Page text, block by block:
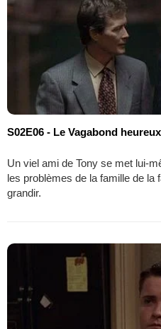
S02E06 - Le Vagabond heureux
Un viel ami de Tony se met lui-
les problèmes de la famille de la
grandir.